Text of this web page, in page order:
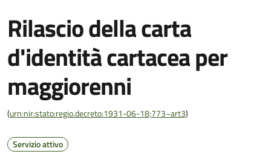
Rilascio della carta
d'identità cartacea per
maggiorenni
(urn:nir:stato:regio.decreto:1931-06-18;773~art3)
Servizio attivo